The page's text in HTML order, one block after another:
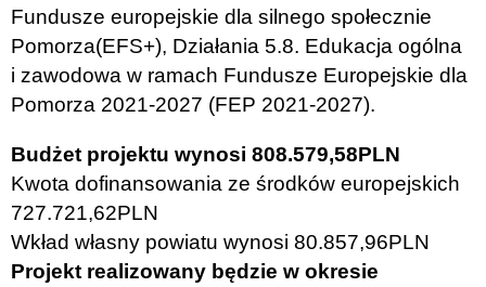
Fundusze europejskie dla silnego społecznie
Pomorza(EFS+), Działania 5.8. Edukacja ogólna
i zawodowa w ramach Fundusze Europejskie dla
Pomorza 2021-2027 (FEP 2021-2027).
Budżet projektu wynosi 808.579,58PLN
Kwota dofinansowania ze środków europejskich
727.721,62PLN
Wkład własny powiatu wynosi 80.857,96PLN
Projekt realizowany będzie w okresie